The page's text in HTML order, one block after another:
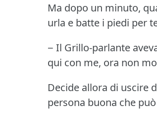
Ma dopo un minuto,
urla e batte i piedi per
− Il Grillo-parlante
qui con me, ora non
Decide allora di uscire
persona buona che